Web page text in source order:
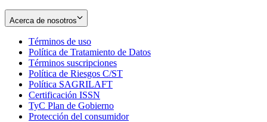
Acerca de nosotros
Términos de uso
in
new
window
Política de Tratamiento de Datos
Términos suscripciones
in
Política de Riesgos C/ST
Política SAGRILAFT
new
window
Certificación ISSN
in
new
TyC Plan de Gobierno
in
Protección del consumidorOpens